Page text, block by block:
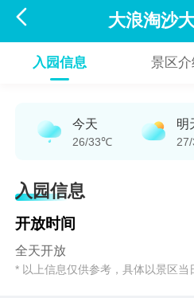
 大浪淘沙
入园信息 景区介
今天
26/33℃
明
入园信息
开放时间
全天开放
* 以上信息仅供参考，具体以景区当